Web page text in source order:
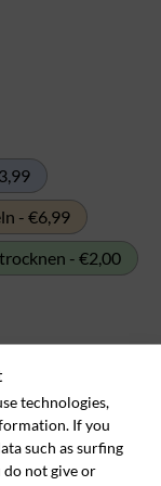
technologies,
If you
such as surfing
do not give or
- €6,99
- €2,00